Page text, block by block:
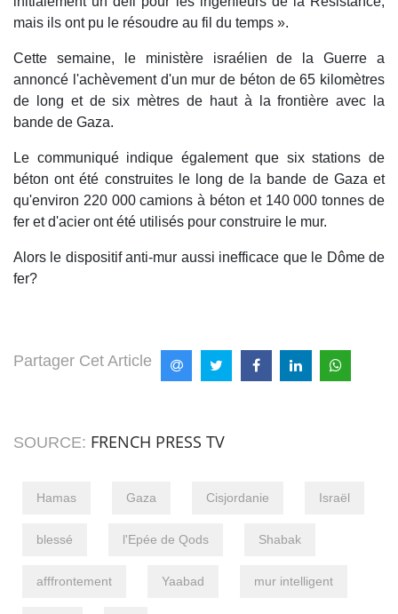
mais ils ont pu le résoudre au fil du temps ».
Cette semaine, le ministère israélien de la Guerre a
annoncé l'achèvement d'un mur de béton de 65 kilomètres
de long et de six mètres de haut à la frontière avec la
bande de Gaza.
Le communiqué indique également que six stations de
béton ont été construites le long de la bande de Gaza et
qu'environ 220 000 camions à béton et 140 000 tonnes de
fer et d'acier ont été utilisés pour construire le mur.
Alors le dispositif anti-mur aussi inefficace que le Dôme de
fer?
Partager Cet Article
SOURCE: FRENCH PRESS TV
Hamas Gaza Cisjordanie Israël
blessé l'Epée de Qods Shabak
afffrontement Yaabad mur intelligent